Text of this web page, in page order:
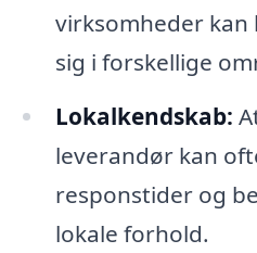
virksomheder kan
sig i forskellige
Lokalkendskab:
leverandør kan
responstider og
lokale forhold.